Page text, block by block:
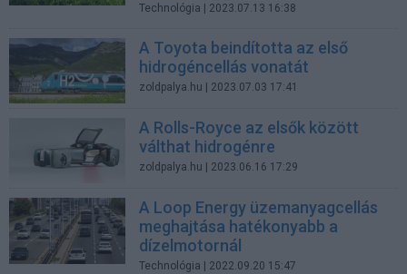
Technológia | 2023.07.13 16:38
A Toyota beindította az első
hidrogéncellás vonatát
zoldpalya.hu | 2023.07.03 17:41
A Rolls-Royce az elsők között
válthat hidrogénre
zoldpalya.hu | 2023.06.16 17:29
A Loop Energy üzemanyagcellás
meghajtása hatékonyabb a
dízelmotornál
Technológia | 2022.09.20 15:47